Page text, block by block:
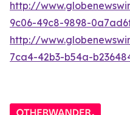
http://
9c06-49c8-9898-
http://
7ca4-42b3-b54a-